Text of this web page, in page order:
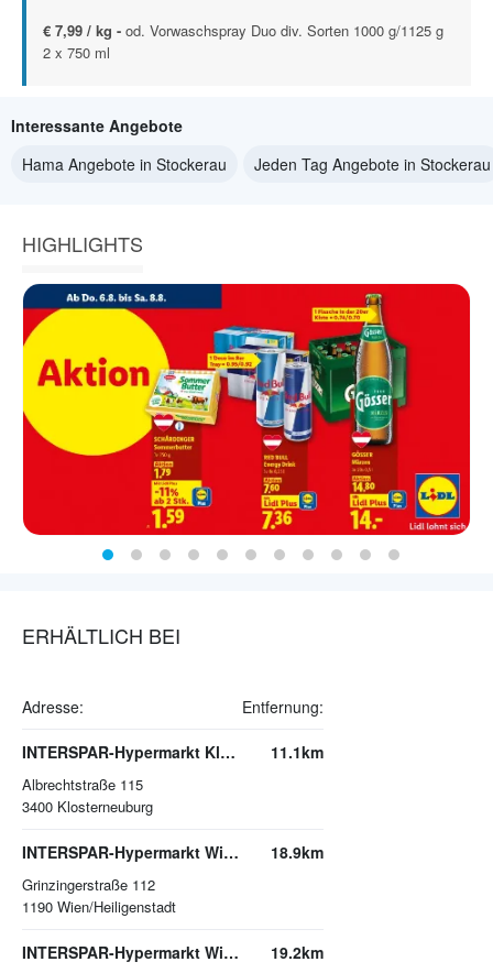
€ 7,99 / kg - od. Vorwaschspray Duo div. Sorten 1000 g/1125 g
2 x 750 ml
Interessante Angebote
Hama Angebote in Stockerau
Jeden Tag Angebote in Stockerau
HIGHLIGHTS
ERHÄLTLICH BEI
Adresse: Entfernung:
INTERSPAR-Hypermarkt Klosterneuburg
Albrechtstraße 115
3400 Klosterneuburg
11.1km
INTERSPAR-Hypermarkt Wien-Heiligenstadt, Q19
Grinzingerstraße 112
1190 Wien/Heiligenstadt
18.9km
INTERSPAR-Hypermarkt Wien, Trillerpark 19.2km